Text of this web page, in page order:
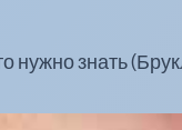
нужно знать